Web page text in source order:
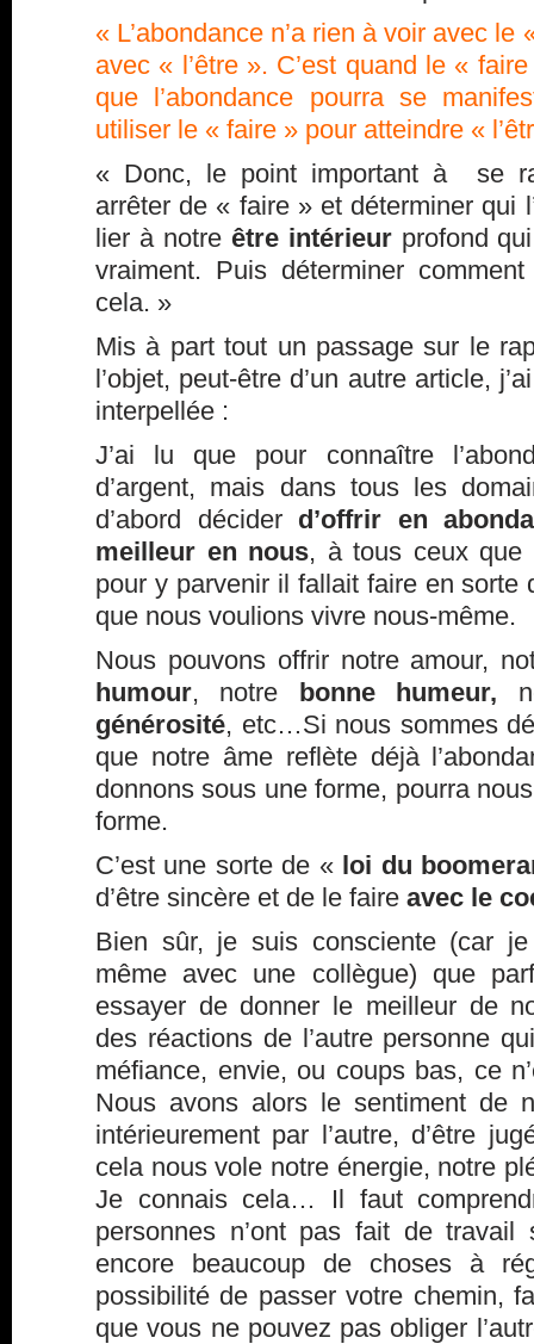
« L’abondance n’a rien à voir avec
avec « l’être ». C’est quand le «
que l’abondance pourra se
utiliser le « faire » pour atteindre «
« Donc, le point important à se
arrêter de « faire » et déterminer qui
lier à notre être intérieurprofond
vraiment. Puis déterminer
cela. »
Mis à part tout un passage sur le
l’objet, peut-être d’un autre article,
interpellée :
J’ai lu que pour connaître
d’argent, mais dans tous les
d’abord décider d’offrir en
meilleur en nous, à tous ceux que
pour y parvenir il fallait faire en sorte
que nous voulions vivre nous-même.
Nous pouvons offrir notre amour,
humour, notre bonne humeur,
générosité, etc…Si nous sommes
que notre âme reflète déjà
donnons sous une forme, pourra
forme.
C’est une sorte de « loi du
d’être sincère et de le faire avec le
Bien sûr, je suis consciente (car
même avec une collègue) que
essayer de donner le meilleur de
des réactions de l’autre personne
méfiance, envie, ou coups bas, ce
Nous avons alors le sentiment de
intérieurement par l’autre, d’être
cela nous vole notre énergie, notre
Je connais cela… Il faut
personnes n’ont pas fait de travail
encore beaucoup de choses à
possibilité de passer votre chemin,
que vous ne pouvez pas obliger